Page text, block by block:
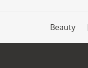
Beauty